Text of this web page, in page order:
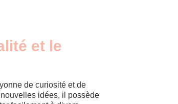
et le
de curiosité et de
idées, il possède